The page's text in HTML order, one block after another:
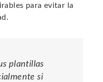
para evitar la
plantillas
si